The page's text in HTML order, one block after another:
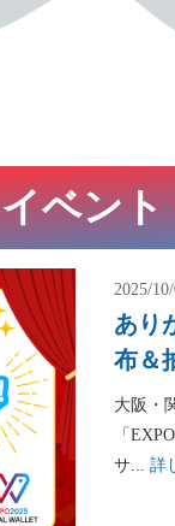
イベント
2025/
あり
布＆
大阪・
「
サ... 詳